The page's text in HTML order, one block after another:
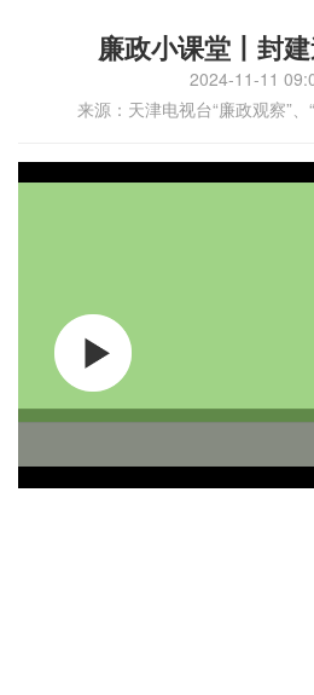
廉政小课堂丨封
2024-11-11
来源：天津电视台“廉政观察”、